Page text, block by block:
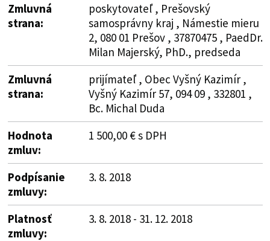
Zmluvná
strana:
poskytovateľ , Prešovský
samosprávny kraj , Námestie mieru
2, 080 01 Prešov , 37870475 , PaedDr.
Milan Majerský, PhD., predseda
Zmluvná
strana:
prijímateľ , Obec Vyšný Kazimír ,
Vyšný Kazimír 57, 094 09 , 332801 ,
Bc. Michal Duda
Hodnota
zmluv:
1 500,00 € s DPH
Podpísanie
zmluvy:
3. 8. 2018
Platnosť
zmluvy:
3. 8. 2018 - 31. 12. 2018